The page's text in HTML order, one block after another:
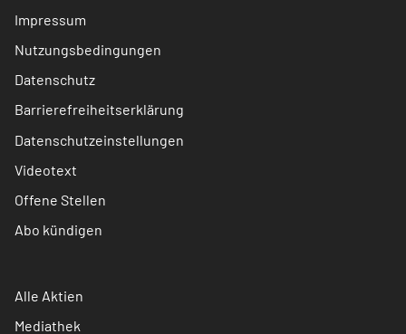
Impressum
Nutzungsbedingungen
Datenschutz
Barrierefreiheitserklärung
Datenschutzeinstellungen
Videotext
Offene Stellen
Abo kündigen
Alle Aktien
Mediathek